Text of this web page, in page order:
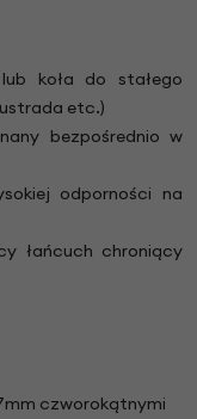
koła do stałego
etc.)
bezpośrednio w
odporności na
łańcuch chroniący
czworokątnymi